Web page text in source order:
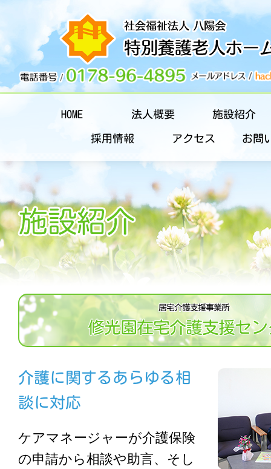
HOME 法人概要 施設紹介
採用情報 アクセス お問
居宅介護支援事業所
修光園在宅介護支援セン
介護に関するあらゆる相
談に対応
ケアマネージャーが介護保険
の申請から相談や助言、そし